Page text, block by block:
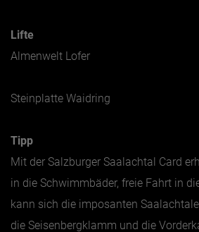
Lifte
Almenwelt Lofer
Steinplatte Waidring
Tipp
Mit der Salzburger Saalachtal Card
in die Schwimmbäder, freie Fahrt in
kann sich die imposanten
die Seisenbergklamm und die